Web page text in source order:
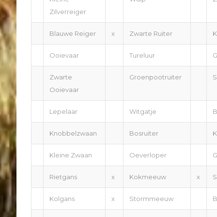
Zilverreiger
Blauwe Reiger x Zwarte Ruiter
Ooievaar Tureluur
Zwarte
Ooievaar
Groenpootruiter
Lepelaar Witgatje
Knobbelzwaan Bosruiter
Kleine Zwaan Oeverloper
Rietgans x Kokmeeuw x
Kolgans x Stormmeeuw